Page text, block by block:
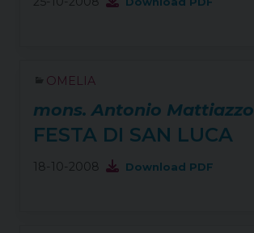
OMELIA
mons. Antonio Mattiazzo
FESTA DI SAN LUCA
18-10-2008 Download PDF